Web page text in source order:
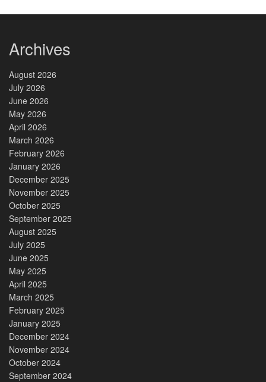
Archives
August 2026
July 2026
June 2026
May 2026
April 2026
March 2026
February 2026
January 2026
December 2025
November 2025
October 2025
September 2025
August 2025
July 2025
June 2025
May 2025
April 2025
March 2025
February 2025
January 2025
December 2024
November 2024
October 2024
September 2024